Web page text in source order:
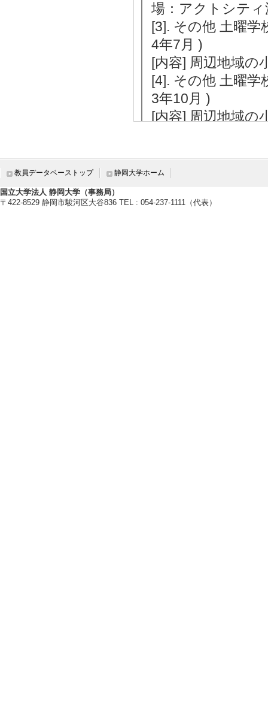
場：アクトシテ
[3]. その他 土曜学
4年7月 )
[内容] 周辺地域の
[4]. その他 土曜学
3年10月 )
[内容] 周辺地域の
[1]. 新聞 静大情報
3日)
[概要]情報学部創
ターの公募・投
教員データベーストップ 静岡大学ホーム
国立大学法人 静岡大学（事務局）
〒422-8529 静岡市駿河区大谷836 TEL : 054-237-1111（代表）